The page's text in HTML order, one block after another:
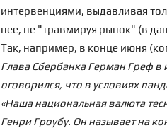
интервенциями, выдавливая
нее, не "травмируя рынок" (в
Так, например, в конце июня
Глава Сбербанка Герман Греф
оговорился, что в условиях
«Наша национальная валюта
Генри Гроубу. Он называет на